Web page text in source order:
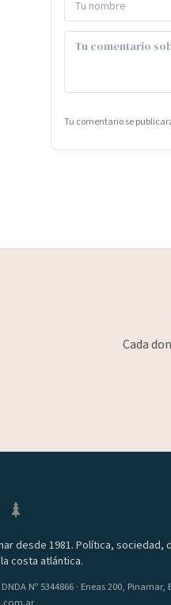
Tu comentario se
Cada
desde 1981. Política, sociedad,
costa atlántica.
Nº 5344866 · Eneas 200, Pinamar,